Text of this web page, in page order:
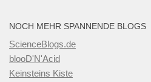
NOCH MEHR SPANNENDE BLOGS
ScienceBlogs.de
blooD'N'Acid
Keinsteins Kiste